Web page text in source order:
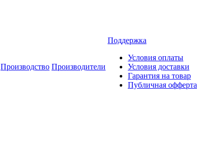
Производство Производители
Поддержка
Условия оплаты
Условия доставки
Гарантия на товар
Публичная офферта